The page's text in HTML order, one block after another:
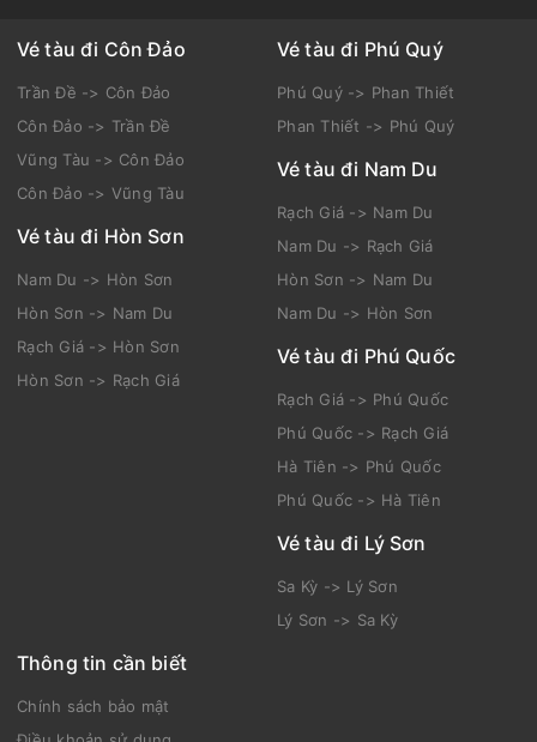
Vé tàu đi Côn Đảo
Trần Đề -> Côn Đảo
Côn Đảo -> Trần Đề
Vũng Tàu -> Côn Đảo
Côn Đảo -> Vũng Tàu
Vé tàu đi Hòn Sơn
Nam Du -> Hòn Sơn
Hòn Sơn -> Nam Du
Rạch Giá -> Hòn Sơn
Hòn Sơn -> Rạch Giá
Vé tàu đi Phú Quý
Phú Quý -> Phan Thiết
Phan Thiết -> Phú Quý
Vé tàu đi Nam Du
Rạch Giá -> Nam Du
Nam Du -> Rạch Giá
Hòn Sơn -> Nam Du
Nam Du -> Hòn Sơn
Vé tàu đi Phú Quốc
Rạch Giá -> Phú Quốc
Phú Quốc -> Rạch Giá
Hà Tiên -> Phú Quốc
Phú Quốc -> Hà Tiên
Vé tàu đi Lý Sơn
Sa Kỳ -> Lý Sơn
Lý Sơn -> Sa Kỳ
Thông tin cần biết
Chính sách bảo mật